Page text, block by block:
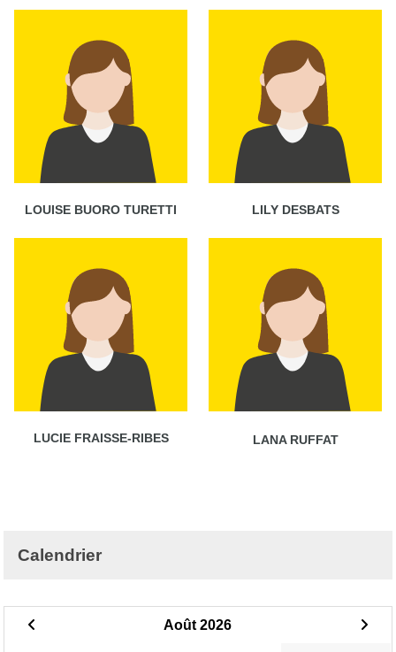
LOUISE BUORO TURETTI LILY DESBATS
LUCIE FRAISSE-RIBES LANA RUFFAT
Calendrier
Août 2026